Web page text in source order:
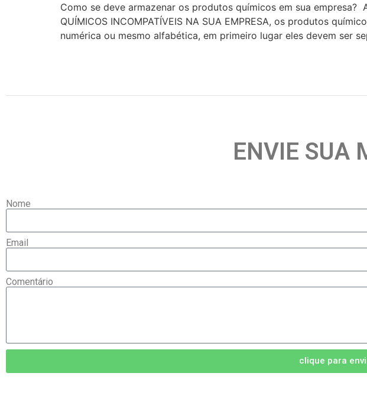
Como se deve armazenar os produtos químicos em sua empresa?
QUÍMICOS INCOMPATÍVEIS NA SUA EMPRESA, os produtos
numérica ou mesmo alfabética, em primeiro lugar eles devem ser
ENVIE SUA
Nome
Email
Comentário
clique para